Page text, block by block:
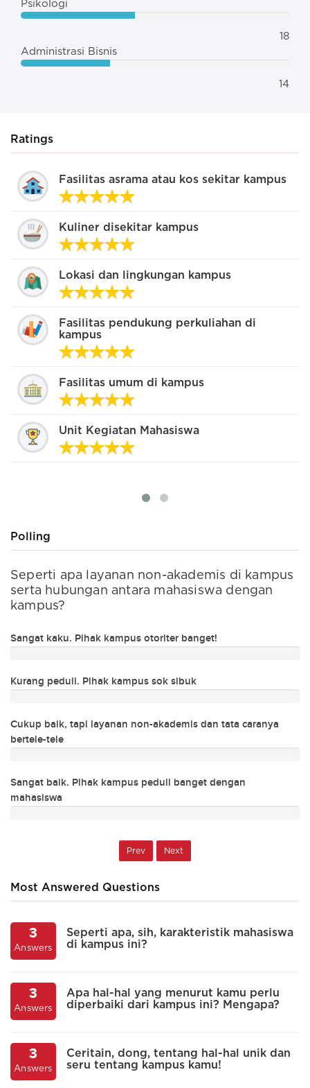
Psikologi
18
Administrasi Bisnis
14
Ratings
Fasilitas asrama atau kos sekitar kampus
Kuliner disekitar kampus
Lokasi dan lingkungan kampus
Fasilitas pendukung perkuliahan di
kampus
Fasilitas umum di kampus
Unit Kegiatan Mahasiswa
Polling
Seperti apa layanan non-akademis di kampus
serta hubungan antara mahasiswa dengan
kampus?
Sangat kaku. Pihak kampus otoriter banget!
Kurang peduli. Pihak kampus sok sibuk
Cukup baik, tapi layanan non-akademis dan tata caranya
bertele-tele
Sangat baik. Pihak kampus peduli banget dengan
mahasiswa
Prev Next
Most Answered Questions
3
Answers
Seperti apa, sih, karakteristik mahasiswa
di kampus ini?
3
Answers
Apa hal-hal yang menurut kamu perlu
diperbaiki dari kampus ini? Mengapa?
3
Answers
Ceritain, dong, tentang hal-hal unik dan
seru tentang kampus kamu!